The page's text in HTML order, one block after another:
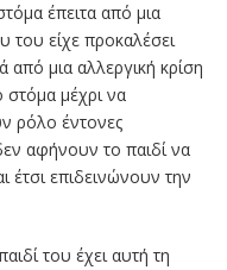
έπειτα από μια
είχε προκαλέσει
μια αλλεργική κρίση
μέχρι να
ρόλο έντονες
αφήνουν το παιδί να
έτσι επιδεινώνουν την
του έχει αυτή τη